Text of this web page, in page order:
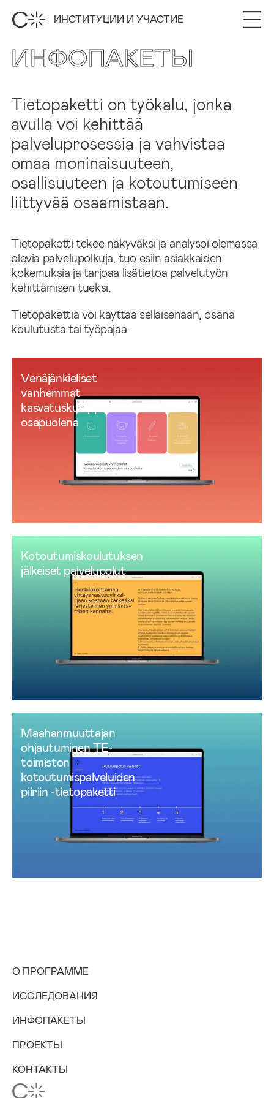
ИНСТИТУЦИИ И УЧАСТИЕ
ИНФОПАКЕТЫ
Tietopaketti on työkalu, jonka
avulla voi kehittää
palveluprosessia ja vahvistaa
omaa moninaisuuteen,
osallisuuteen ja kotoutumiseen
liittyvää osaamistaan.
Tietopaketti tekee näkyväksi ja analysoi olemassa
olevia palvelupolkuja, tuo esiin asiakkaiden
kokemuksia ja tarjoaa lisätietoa palvelutyön
kehittämisen tueksi.
Tietopakettia voi käyttää sellaisenaan, osana
koulutusta tai työpajaa.
Venäjänkieliset
vanhemmat
kasvatuskumppanuuden
osapuolena
Kotoutumiskoulutuksen
jälkeiset palvelupolut
Maahanmuuttajan
ohjautuminen TE-
toimiston
kotoutumispalveluiden
piiriin -tietopaketti
О ПРОГРАММЕ
ИССЛЕДОВАНИЯ
ИНФОПАКЕТЫ
ПРОЕКТЫ
КОНТАКТЫ